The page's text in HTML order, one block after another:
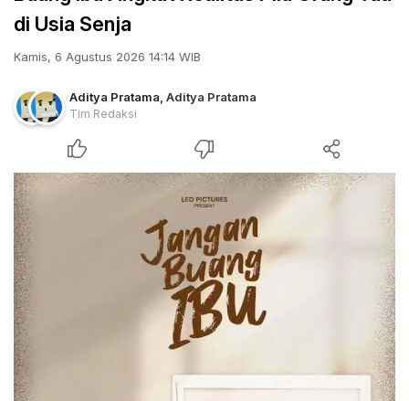
di Usia Senja
Kamis, 6 Agustus 2026 14:14 WIB
Aditya Pratama Aditya Pratama
Tim Redaksi